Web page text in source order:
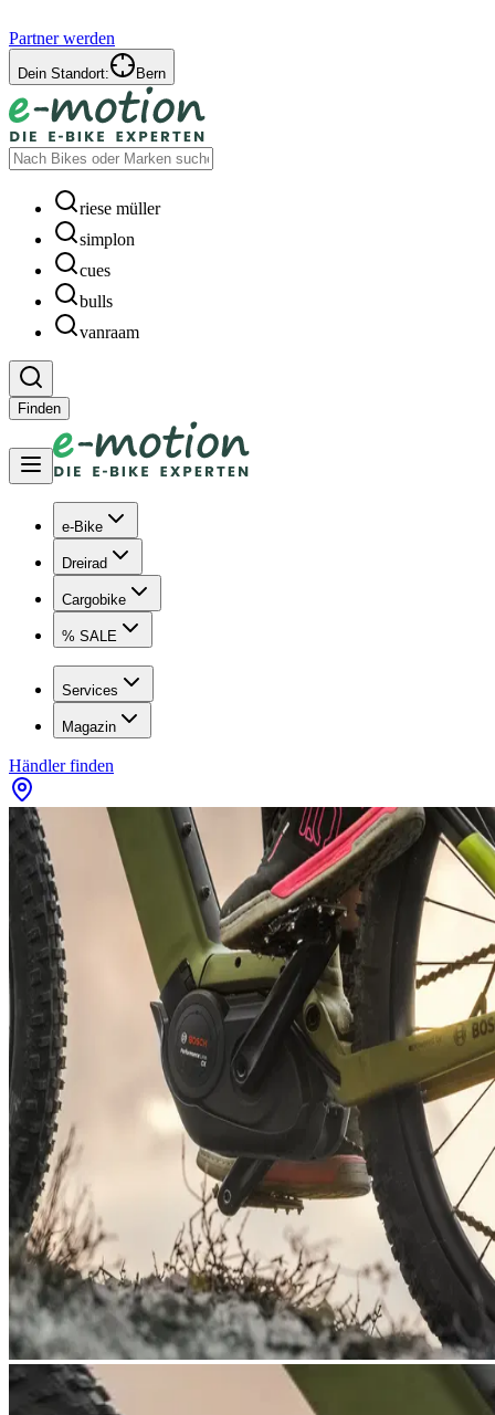
Partner werden
Dein Standort: Bern
riese müller
simplon
cues
bulls
vanraam
Finden
e-Bike
Dreirad
Cargobike
% SALE
Services
Magazin
Händler finden